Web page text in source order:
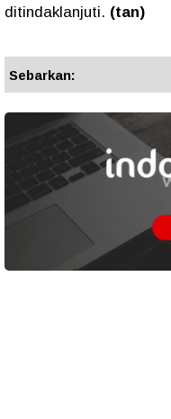
ditindaklanjuti. (tan)
Sebarkan: